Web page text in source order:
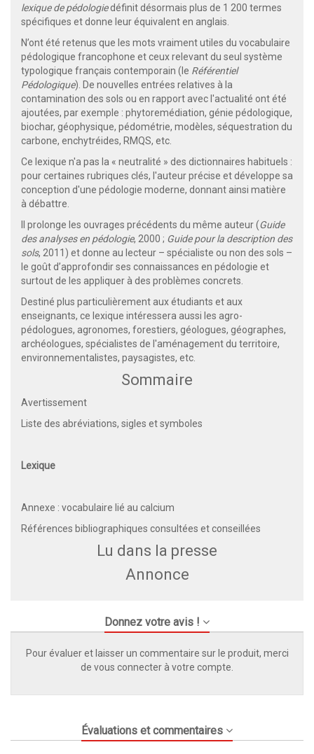
lexique de pédologiedéfinit désormais plus de 1 200 termes
spécifiques et donne leur équivalent en anglais.
N’ont été retenus que les mots vraiment utiles du vocabulaire
pédologique francophone et ceux relevant du seul système
typologique français contemporain (le Référentiel
Pédologique). De nouvelles entrées relatives à la
contamination des sols ou en rapport avec l'actualité ont été
ajoutées, par exemple : phytoremédiation, génie pédologique,
biochar, géophysique, pédométrie, modèles, séquestration du
carbone, enchytréides, RMQS, etc.
Ce lexique n'a pas la « neutralité » des dictionnaires habituels :
pour certaines rubriques clés, l'auteur précise et développe sa
conception d'une pédologie moderne, donnant ainsi matière
à débattre.
Il prolonge les ouvrages précédents du même auteur (Guide
des analyses en pédologie, 2000 ; Guide pour la description des
sols, 2011) et donne au lecteur – spécialiste ou non des sols –
le goût d’approfondir ses connaissances en pédologie et
surtout de les appliquer à des problèmes concrets.
Destiné plus particulièrement aux étudiants et aux
enseignants, ce lexique intéressera aussi les agro-
pédologues, agronomes, forestiers, géologues, géographes,
archéologues, spécialistes de l'aménagement du territoire,
environnementalistes, paysagistes, etc.
Sommaire
Avertissement
Liste des abréviations, sigles et symboles
Lexique
Annexe : vocabulaire lié au calcium
Références bibliographiques consultées et conseillées
Lu dans la presse
Annonce
Donnez votre avis !
Pour évaluer et laisser un commentaire sur le produit, merci
de vous connecter à votre compte.
Évaluations et commentaires